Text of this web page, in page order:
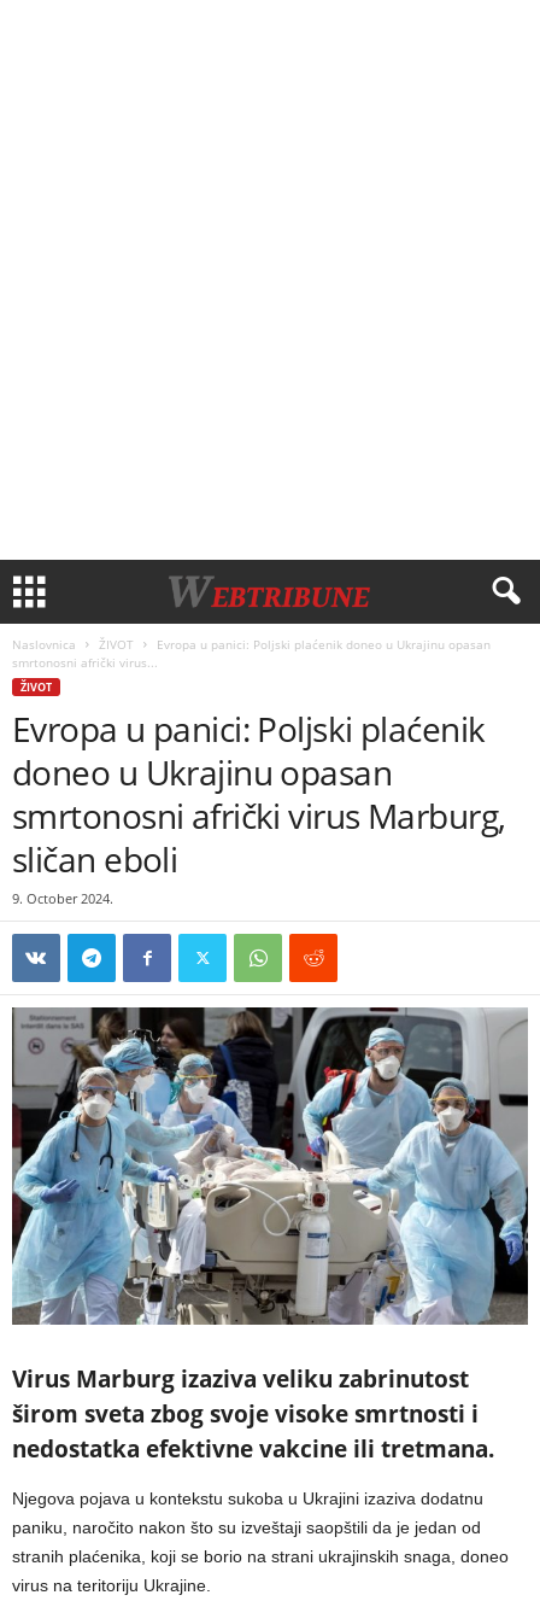
Naslovnica ŽIVOT
Evropa u panici: Poljski plaćenik doneo u Ukrajinu opasan
smrtonosni afrički virus...
ŽIVOT
Evropa u panici: Poljski plaćenik
doneo u Ukrajinu opasan
smrtonosni afrički virus Marburg,
sličan eboli
9. October 2024.
Virus Marburg izaziva veliku zabrinutost
širom sveta zbog svoje visoke smrtnosti i
nedostatka efektivne vakcine ili tretmana.
Njegova pojava u kontekstu sukoba u Ukrajini izaziva dodatnu
paniku, naročito nakon što su izveštaji saopštili da je jedan od
stranih plaćenika, koji se borio na strani ukrajinskih snaga, doneo
virus na teritoriju Ukrajine.